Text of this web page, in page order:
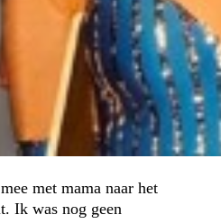
met mama naar het
Ik was nog geen